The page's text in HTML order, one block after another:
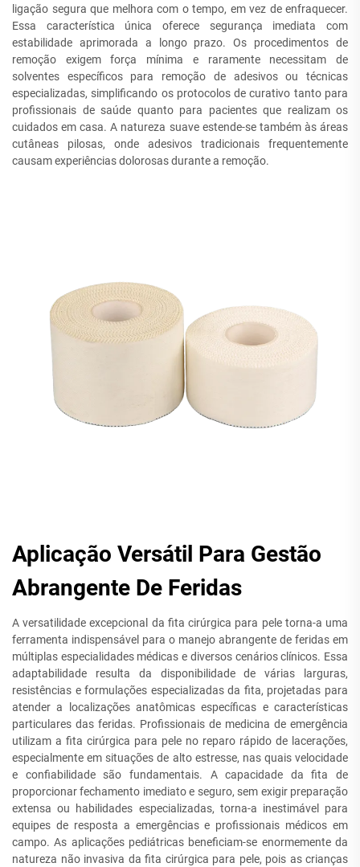
ligação segura que melhora com o tempo, em vez de enfraquecer.
Essa característica única oferece segurança imediata com
estabilidade aprimorada a longo prazo. Os procedimentos de
remoção exigem força mínima e raramente necessitam de
solventes específicos para remoção de adesivos ou técnicas
especializadas, simplificando os protocolos de curativo tanto para
profissionais de saúde quanto para pacientes que realizam os
cuidados em casa. A natureza suave estende-se também às áreas
cutâneas pilosas, onde adesivos tradicionais frequentemente
causam experiências dolorosas durante a remoção.
Aplicação Versátil Para Gestão
Abrangente De Feridas
A versatilidade excepcional da fita cirúrgica para pele torna-a uma
ferramenta indispensável para o manejo abrangente de feridas em
múltiplas especialidades médicas e diversos cenários clínicos. Essa
adaptabilidade resulta da disponibilidade de várias larguras,
resistências e formulações especializadas da fita, projetadas para
atender a localizações anatômicas específicas e características
particulares das feridas. Profissionais de medicina de emergência
utilizam a fita cirúrgica para pele no reparo rápido de lacerações,
especialmente em situações de alto estresse, nas quais velocidade
e confiabilidade são fundamentais. A capacidade da fita de
proporcionar fechamento imediato e seguro, sem exigir preparação
extensa ou habilidades especializadas, torna-a inestimável para
equipes de resposta a emergências e profissionais médicos em
campo. As aplicações pediátricas beneficiam-se enormemente da
natureza não invasiva da fita cirúrgica para pele, pois as crianças